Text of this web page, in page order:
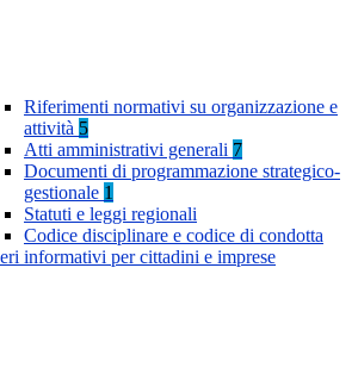
Riferimenti normativi su organizzazione e
attività 5
Atti amministrativi generali 7
Documenti di programmazione strategico-
gestionale 1
Statuti e leggi regionali
Codice disciplinare e codice di condotta
informativi per cittadini e imprese